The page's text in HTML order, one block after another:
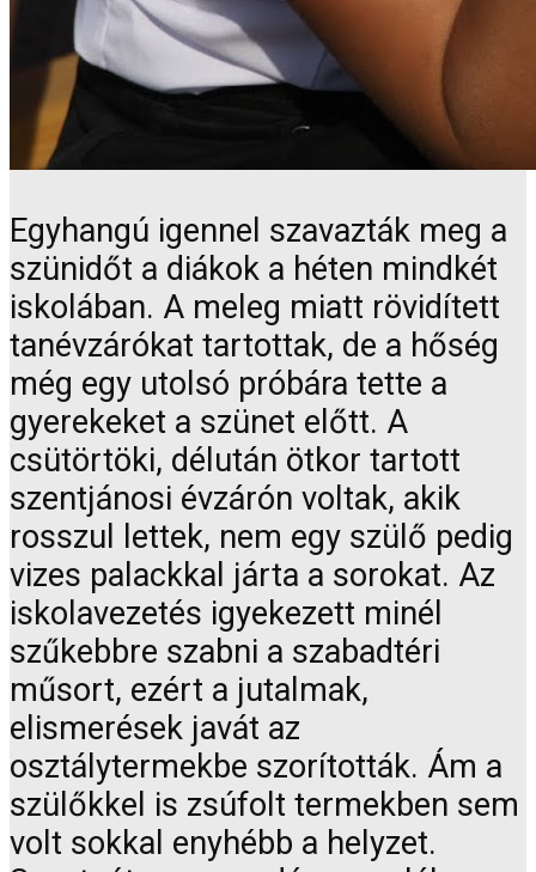
Egyhangú igennel szavazták meg a
szünidőt a diákok a héten mindkét
iskolában. A meleg miatt rövidített
tanévzárókat tartottak, de a hőség
még egy utolsó próbára tette a
gyerekeket a szünet előtt. A
csütörtöki, délután ötkor tartott
szentjánosi évzárón voltak, akik
rosszul lettek, nem egy szülő pedig
vizes palackkal járta a sorokat. Az
iskolavezetés igyekezett minél
szűkebbre szabni a szabadtéri
műsort, ezért a jutalmak,
elismerések javát az
osztálytermekbe szorították. Ám a
szülőkkel is zsúfolt termekben sem
volt sokkal enyhébb a helyzet.